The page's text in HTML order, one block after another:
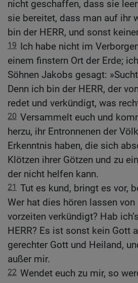
nicht geschaffen, dass sie
sie bereitet, dass man auf ihr
bin der HERR, und sonst
19 Ich habe nicht im
einem finstern Ort der Erde;
Söhnen Jakobs gesagt:
Denn ich bin der HERR, der
redet und verkündigt, was
20 Versammelt euch und
herzu, ihr Entronnenen der
Erkenntnis haben, die sich
Klötzen ihrer Götzen und zu
der nicht helfen kann.
21 Tut es kund, bringt es vor,
Wer hat dies hören lassen von
vorzeiten verkündigt? Hab
HERR? Es ist sonst kein Gott
gerechter Gott und Heiland,
außer mir.
22 Wendet euch zu mir, so